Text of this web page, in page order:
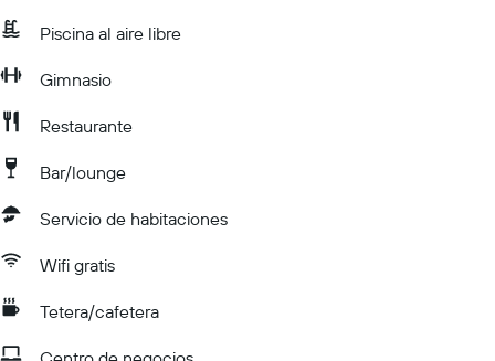
Piscina al aire libre
Gimnasio
Restaurante
Bar/lounge
Servicio de habitaciones
Wifi gratis
Tetera/cafetera